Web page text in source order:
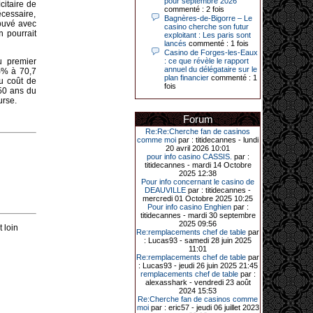
de
avec
pourrait
premier
à 70,7
coût de
ans du
loin
Le plus gros gain gagné depuis plus
de 20 ans dans l’établissement.
31-03-2026|
Série de jackpots au casino JOA de
Gujan-Mestras : ce mois de mars a
été fructueux pour quelques
une machine à sous pour une mise
initiale de 5,28 €. Puis quelques
jours plus tard, le vendredi 27 mars,
un joueur a décroché 12 086 euros
sur une autre machine à sous.
Enfin, troisième et dernier jackpot,
record cette fois-ci, le samedi 28
mars dernier. Quelque 111 322
euros ont été remportés sur la table
d’Ultimate Texas Hold’em Poker,
grâce à une mise de 5 euros sur la
case bonus et une quinte flush
royale. Ces gains ont été annoncés
dans un communiqué diffusé par le
casino ce lundi 30 mars en soirée.
11-01-2026|
Dimanche 11 janvier, en soirée, une
cliente retraitée de 78 ans, habitant
Trémuson, a eu l’énorme surprise
commenté : 2 fois
Bagnères-de-Bigorre – Le
casino cherche son futur
exploitant : Les paris sont
lancés commenté : 1 fois
Casino de Forges-les-Eaux
: ce que révèle le rapport
annuel du délégataire sur le
plan financier commenté : 1
fois
Forum
Re:Re:Cherche fan de casinos
comme moi par : titidecannes - lundi
20 avril 2026 10:01
pour info casino CASSIS. par :
titidecannes - mardi 14 Octobre
2025 12:38
Pour info concernant le casino de
DEAUVILLE par : titidecannes -
mercredi 01 Octobre 2025 10:25
Pour info casino Enghienpar :
titidecannes - mardi 30 septembre
2025 09:56
Re:remplacements chef de table par
: Lucas93 - samedi 28 juin 2025
11:01
Re:remplacements chef de table par
: Lucas93 - jeudi 26 juin 2025 21:45
remplacements chef de tablepar :
alexasshark - vendredi 23 août
2024 15:53
Re:Cherche fan de casinos comme
moipar : eric57 - jeudi 06 juillet 2023